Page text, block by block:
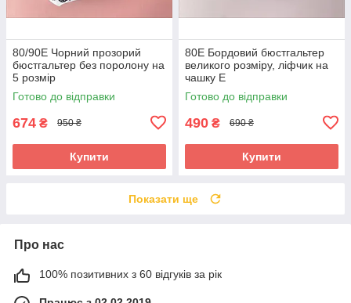
80/90Е Чорний прозорий
бюстгальтер без поролону на
5 розмір
Готово до відправки
674 ₴ 950 ₴
Купити
80E Бордовий бюстгальтер
великого розміру, ліфчик на
чашку E
Готово до відправки
490 ₴ 690 ₴
Купити
Показати ще
Про нас
100% позитивних з 60 відгуків за рік